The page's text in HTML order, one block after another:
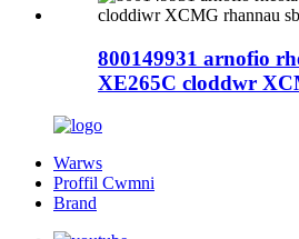
800149931 arnofio
XE265C cloddwr
Warws
Proffil Cwmni
Brand